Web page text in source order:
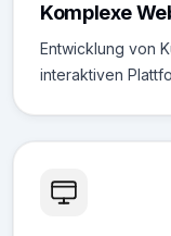
Komplexe
Entwicklung von
interaktiven